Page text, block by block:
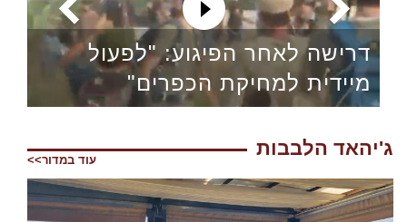
דרישה לאחר הפיגוע: "לפעול
מיידית למחיקת הכפרים"
ג'יהאד הלבבות
עוד במדור>>